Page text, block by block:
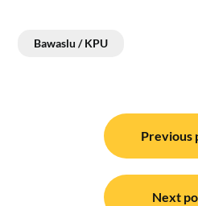
Bawaslu / KPU
Previous
Next